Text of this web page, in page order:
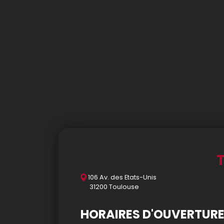
Mentions Légales
106 Av. des Etats-Unis
31200 Toulouse
HORAIRES D'OUVERTURE